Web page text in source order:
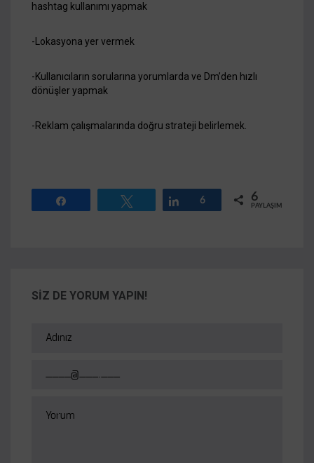
hashtag kullanımı yapmak
-Lokasyona yer vermek
-Kullanıcıların sorularına yorumlarda ve Dm’den hızlı
dönüşler yapmak
-Reklam çalışmalarında doğru strateji belirlemek.
Tweetle Paylaş
6 6
PAYLAŞIMLAR
SİZ DE YORUM YAPIN!